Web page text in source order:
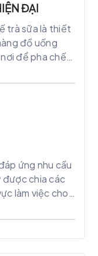
ĐẠI
trà sữa là thiết
đồ uống
để pha chế
đối với
ảnh của cửa
ứng nhu cầu
được chia các
làm việc cho
bảo hiệu quả